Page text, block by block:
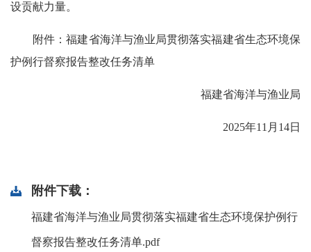
设贡献力量。
附件：福建省海洋与渔业局贯彻落实福建省生态环境保
护例行督察报告整改任务清单
福建省海洋与渔业局
2025年11月14日
附件下载：
福建省海洋与渔业局贯彻落实福建省生态环境保护例行
督察报告整改任务清单.pdf